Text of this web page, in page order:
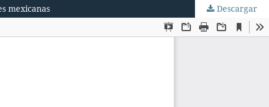
mexicanas Descargar